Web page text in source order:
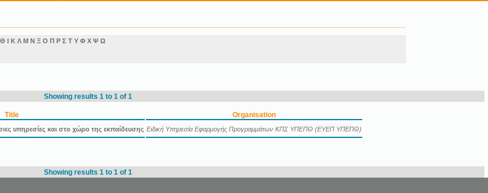
Θ Ι Κ Λ Μ Ν Ξ Ο Π Ρ Σ Τ Υ Φ Χ Ψ Ω
Showing results 1 to 1 of 1
Title Organisation
υπηρεσίες και στο χώρο της εκπαίδευσης Ειδική Υπηρεσία Εφαρμογής Προγραμμάτων ΚΠΣ ΥΠΕΠΘ (ΕΥΕΠ ΥΠΕΠΘ)
Showing results 1 to 1 of 1